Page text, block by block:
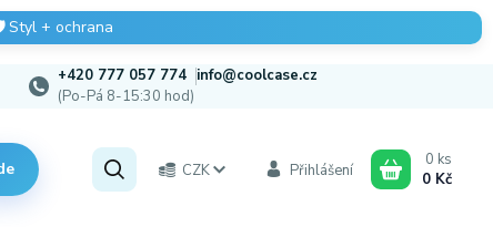
Styl + ochrana
+420 777 057 774 info@coolcase.cz
(Po-Pá 8-15:30 hod)
CZK Přihlášení
0 ks
0 Kč